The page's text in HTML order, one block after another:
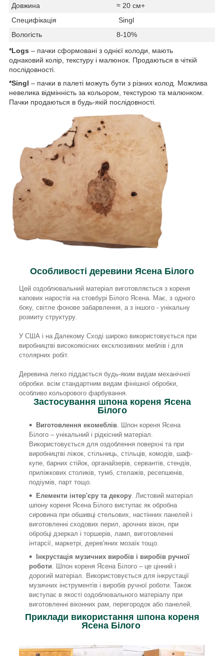
Довжина
≈ 20 см+
Специфікація
Singl
Вологість
8-10%
*Logs – пачки сформовані з однієї колоди, мають
однаковий колір, текстуру і малюнок. Продаються в чіткій
послідовності.
*Singl – пачки в палеті можуть бути з різних колод. Можлива
невелика відмінність за кольором, текстурою та малюнком.
Пачки продаються в будь-якій послідовності.
Особливості деревини Ясена Білого
Цей оздоблювальний матеріал виготовляється з кореня
капових наростів на стовбурі Білого Ясена. Має, з одного
боку, світле фонове забарвлення, а з іншого - унікальну
розмиту структуру.
У США і на Далекому Сході широко використовується при
виробництві високоякісних ексклюзивних меблів і для
столярних робіт.
Деревина легко піддається будь-яким видам механічної
обробки. всім стандартним видам фінішної обробки,
особливо кольорового фарбування.
Застосування шпона кореня Ясена
Білого
Виготовлення екомеблів . Шпон кореня Ясена
Білого – унікальний і рідкісний матеріал.
Використовується для оздоблення поверхні та при
виробництві ліжок, стільниць, стільців, комодів, шаф-
купе, барних стійок, органайзерів, сервантів, стендів,
приліжкових столиків, тумб, стелажів, ресепшенів,
подіумів, парт тощо.
Елементи інтер'єру та декору . Листовий матеріал
шпону кореня Ясена Білого виступає як обробна
сировина при обшивці стельових, настінних панелей і
виготовленні сходових перил, арочних вікон, при
обробці дзеркал і торшерів, ламп, виготовленні
інтарсії, маркетрі, дерев'яних мозаїк тощо.
Інкрустація музичних виробів і виробів ручної
роботи . Шпон кореня Ясена Білого – це цінний і
дорогий матеріал. Використовується для інкрустації
музичних інструментів і виробів ручної роботи. Також
виступає в якості оздоблювального матеріалу при
виготовленні віконних рам, перегородок або панелей.
Приклади використання шпона кореня
Ясена Білого